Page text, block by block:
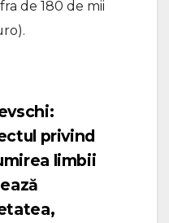
de 180 de mii
privind
limbii